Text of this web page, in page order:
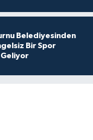
Belediyesinden
Bir Spor